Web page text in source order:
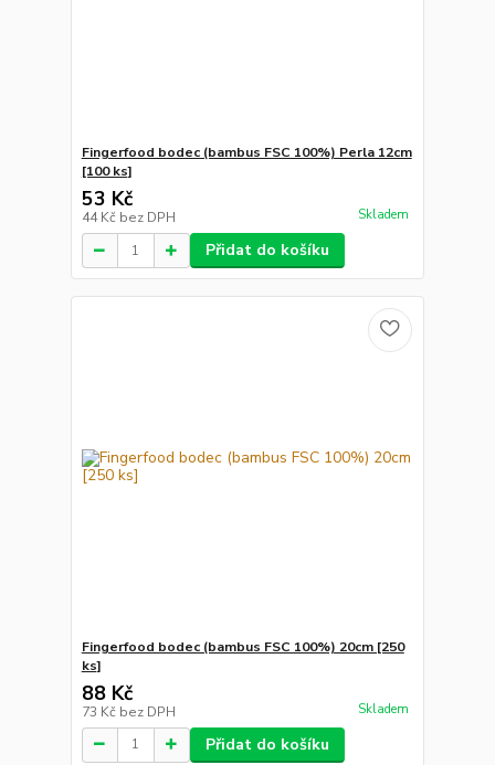
Fingerfood bodec (bambus FSC 100%) Perla 12cm
[100 ks]
53 Kč
44 Kč bez DPH Skladem
Přidat do košíku
Fingerfood bodec (bambus FSC 100%) 20cm [250
ks]
88 Kč
73 Kč bez DPH Skladem
Přidat do košíku